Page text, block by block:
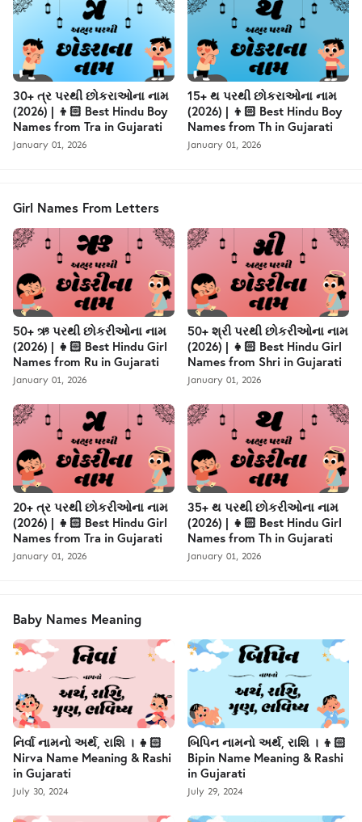
30+ ત્ર પરથી છોકરાઓના નામ
(2026) | 👦🏻 Best Hindu Boy
Names from Tra in Gujarati
January 01, 2026
15+ થ પરથી છોકરાઓના નામ
(2026) | 👦🏻 Best Hindu Boy
Names from Th in Gujarati
January 01, 2026
Girl Names From Letters
50+ ઋ પરથી છોકરીઓના નામ
(2026) | 👧🏻 Best Hindu Girl
Names from Ru in Gujarati
January 01, 2026
50+ શ્રી પરથી છોકરીઓના નામ
(2026) | 👧🏻 Best Hindu Girl
Names from Shri in Gujarati
January 01, 2026
20+ ત્ર પરથી છોકરીઓના નામ
(2026) | 👧🏻 Best Hindu Girl
Names from Tra in Gujarati
January 01, 2026
35+ થ પરથી છોકરીઓના નામ
(2026) | 👧🏻 Best Hindu Girl
Names from Th in Gujarati
January 01, 2026
Baby Names Meaning
નિર્વા નામનો અર્થ, રાશિ । 👧🏻
Nirva Name Meaning & Rashi
in Gujarati
July 30, 2024
બિપિન નામનો અર્થ, રાશિ । 👦🏻
Bipin Name Meaning & Rashi
in Gujarati
July 29, 2024